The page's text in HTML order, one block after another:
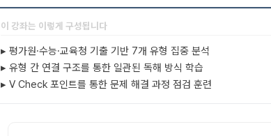
이 강좌는 이렇게 구성됩니다
▸ 평가원·수능·교육청 기출 기반 7개 유형 집중 분석
▸ 유형 간 연결 구조를 통한 일관된 독해 방식 학습
▸ V Check 포인트를 통한 문제 해결 과정 점검 훈련